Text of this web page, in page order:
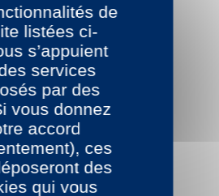
de
listées ci-
s’appuient
services
par des
vous donnez
accord
ces
des
qui vous